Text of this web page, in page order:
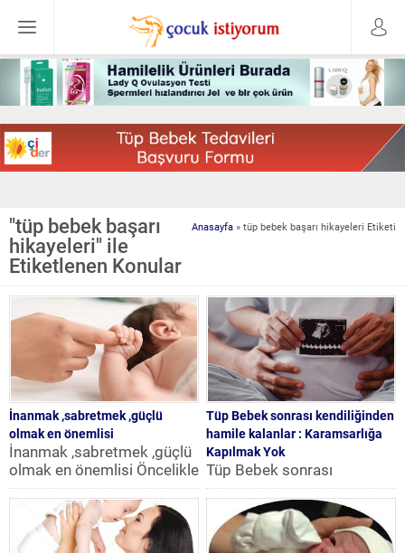
Anasayfa » tüp bebek başarı hikayeleri Etiketi
"tüp bebek başarı
hikayeleri" ile
Etiketlenen Konular
İnanmak ,sabretmek ,güçlü
olmak en önemlisi
İnanmak ,sabretmek ,güçlü
olmak en önemlisi Öncelikle
çok teşekkür ederim Biz
tüp bebek yapmaya karar...
Tüp Bebek sonrası kendiliğinden
hamile kalanlar : Karamsarlığa
Kapılmak Yok
Tüp Bebek sonrası
kendiliğinden hamile
kalanlar : Karamsarlığa
Kapılmak Yok Sibel Hanım
Merhaba, Ben de...